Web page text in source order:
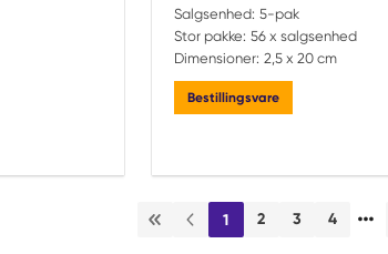
Salgsenhed: 5-pak
Stor pakke: 56 x salgsenhed
Dimensioner: 2,5 x 20 cm
Bestillingsvare
Første sideForrige side
1 2 3 4 …